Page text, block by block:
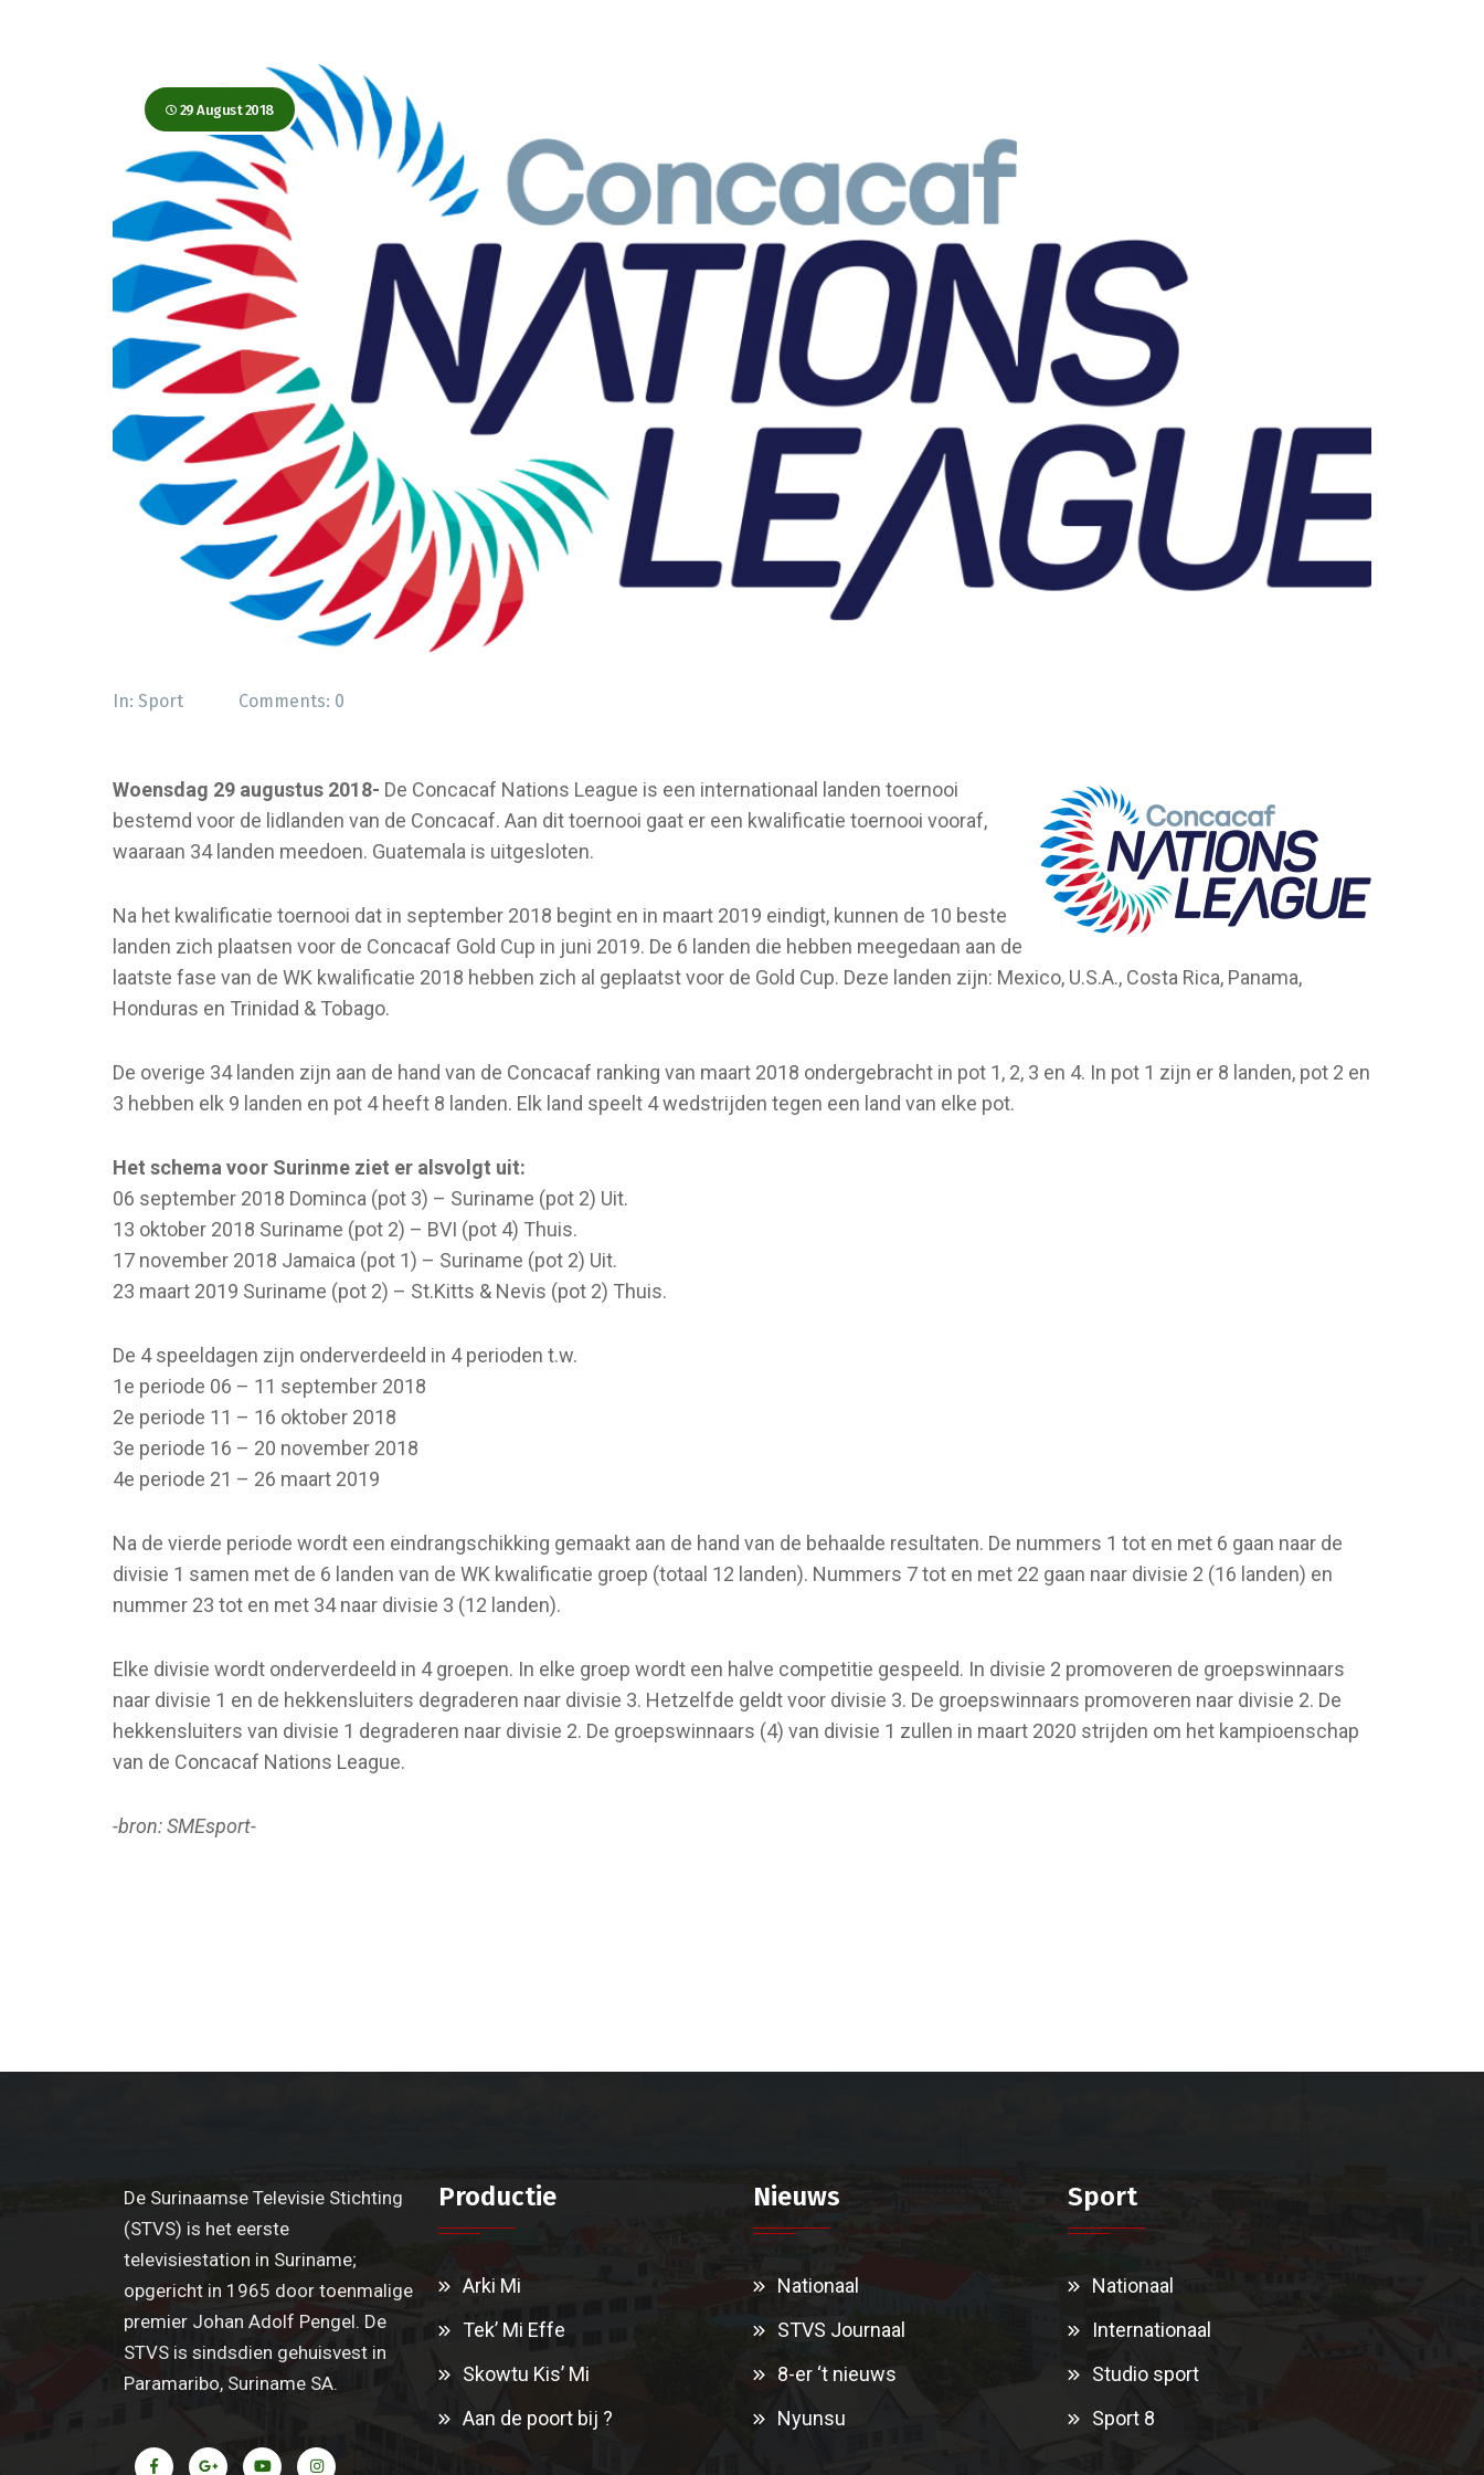
29 August 2018
In: Sport Comments: 0
Woensdag 29 augustus 2018- De Concacaf Nations League is een internationaal landen toernooi
bestemd voor de lidlanden van de Concacaf. Aan dit toernooi gaat er een kwalificatie toernooi vooraf,
waaraan 34 landen meedoen. Guatemala is uitgesloten.
Na het kwalificatie toernooi dat in september 2018 begint en in maart 2019 eindigt, kunnen de 10 beste
landen zich plaatsen voor de Concacaf Gold Cup in juni 2019. De 6 landen die hebben meegedaan aan de
laatste fase van de WK kwalificatie 2018 hebben zich al geplaatst voor de Gold Cup. Deze landen zijn: Mexico, U.S.A., Costa Rica, Panama,
Honduras en Trinidad & Tobago.
De overige 34 landen zijn aan de hand van de Concacaf ranking van maart 2018 ondergebracht in pot 1, 2, 3 en 4. In pot 1 zijn er 8 landen, pot 2 en
3 hebben elk 9 landen en pot 4 heeft 8 landen. Elk land speelt 4 wedstrijden tegen een land van elke pot.
Het schema voor Surinme ziet er alsvolgt uit:
06 september 2018 Dominca (pot 3) – Suriname (pot 2) Uit.
13 oktober 2018 Suriname (pot 2) – BVI (pot 4) Thuis.
17 november 2018 Jamaica (pot 1) – Suriname (pot 2) Uit.
23 maart 2019 Suriname (pot 2) – St.Kitts & Nevis (pot 2) Thuis.
De 4 speeldagen zijn onderverdeeld in 4 perioden t.w.
1e periode 06 – 11 september 2018
2e periode 11 – 16 oktober 2018
3e periode 16 – 20 november 2018
4e periode 21 – 26 maart 2019
Na de vierde periode wordt een eindrangschikking gemaakt aan de hand van de behaalde resultaten. De nummers 1 tot en met 6 gaan naar de
divisie 1 samen met de 6 landen van de WK kwalificatie groep (totaal 12 landen). Nummers 7 tot en met 22 gaan naar divisie 2 (16 landen) en
nummer 23 tot en met 34 naar divisie 3 (12 landen).
Elke divisie wordt onderverdeeld in 4 groepen. In elke groep wordt een halve competitie gespeeld. In divisie 2 promoveren de groepswinnaars
naar divisie 1 en de hekkensluiters degraderen naar divisie 3. Hetzelfde geldt voor divisie 3. De groepswinnaars promoveren naar divisie 2. De
hekkensluiters van divisie 1 degraderen naar divisie 2. De groepswinnaars (4) van divisie 1 zullen in maart 2020 strijden om het kampioenschap
van de Concacaf Nations League.
-bron: SMEsport-
De Surinaamse Televisie Stichting
(STVS) is het eerste
televisiestation in Suriname;
opgericht in 1965 door toenmalige
premier Johan Adolf Pengel. De
STVS is sindsdien gehuisvest in
Paramaribo, Suriname SA.
Productie
Arki Mi
Tek’ Mi Effe
Skowtu Kis’ Mi
Aan de poort bij ?
Nieuws
Nationaal
STVS Journaal
8-er ‘t nieuws
Nyunsu
Sport
Nationaal
Internationaal
Studio sport
Sport 8